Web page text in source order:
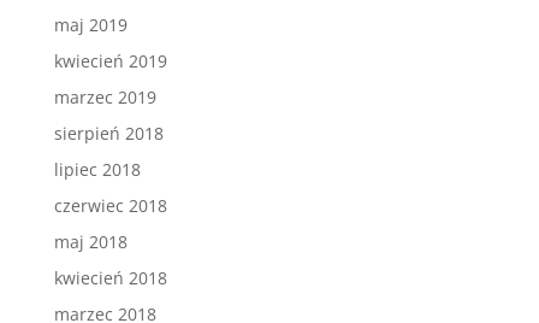
maj 2019
kwiecień 2019
marzec 2019
sierpień 2018
lipiec 2018
czerwiec 2018
maj 2018
kwiecień 2018
marzec 2018